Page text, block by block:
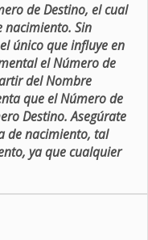
de Destino, el cual
nacimiento. Sin
único que influye en
el Número de
del Nombre
que el Número de
Destino. Asegúrate
de nacimiento, tal
ya que cualquier